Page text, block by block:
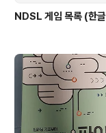
NDSL 게임 목록 (한